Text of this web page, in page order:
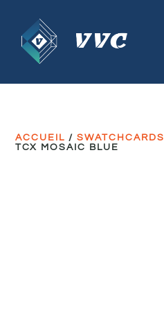
ACCUEIL /SWATCHCARDS
TCX MOSAIC BLUE